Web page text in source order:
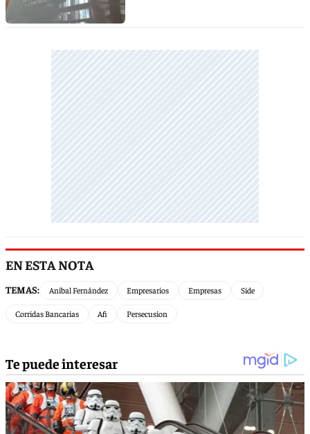
EN ESTA NOTA
TEMAS: Aníbal Fernández Empresarios Empresas Side
Corridas Bancarias Afi Persecusion